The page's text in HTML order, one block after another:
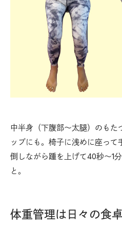
中半身（下腹部〜太腿）のもた
ップにも。椅子に浅めに座っ
倒しながら踵を上げて40秒〜1
と。
体重管理は日々の食卓